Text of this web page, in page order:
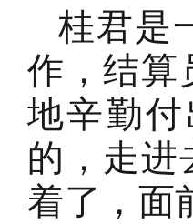
桂君是
作，结算
地辛勤
的，走进
着了，面